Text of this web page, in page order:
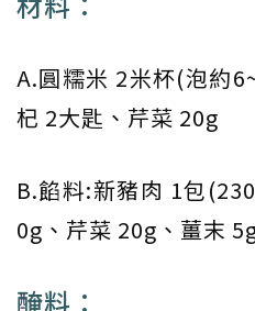
A.圓糯米 2米杯(泡約
杞 2大匙、芹菜 20g
B.餡料:新豬肉 1包
0g、芹菜 20g、薑末
醃料：